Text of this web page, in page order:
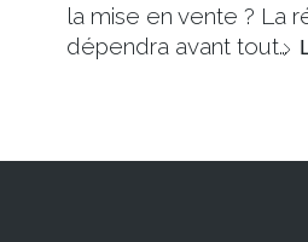
la mise en vente ? La
dépendra avant tout…